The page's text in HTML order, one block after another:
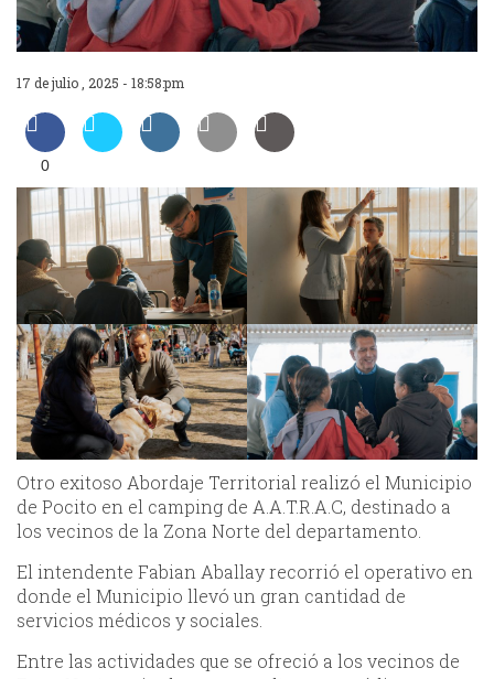
17 de julio , 2025 - 18:58:pm
0
Otro exitoso Abordaje Territorial realizó el Municipio
de Pocito en el camping de A.A.T.R.A.C, destinado a
los vecinos de la Zona Norte del departamento.
El intendente Fabian Aballay recorrió el operativo en
donde el Municipio llevó un gran cantidad de
servicios médicos y sociales.
Entre las actividades que se ofreció a los vecinos de